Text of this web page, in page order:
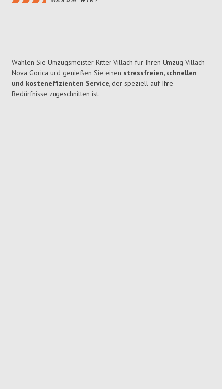
Wählen Sie Umzugsmeister Ritter Villach für Ihren Umzug Villach
Nova Gorica und genießen Sie einen stressfreien, schnellen
und kosteneffizienten Service, der speziell auf Ihre
Bedürfnisse zugeschnitten ist.